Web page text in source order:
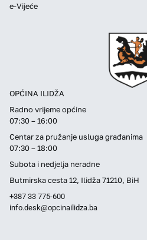
OPĆINA ILIDŽA
Radno vrijeme općine
07:30 – 16:00
Centar za pružanje usluga građanima
07:30 – 18:00
Subota i nedjelja neradne
Butmirska cesta 12, Ilidža 71210, BiH
+387 33 775-600
info.desk@opcinailidza.ba
e-Vijeće